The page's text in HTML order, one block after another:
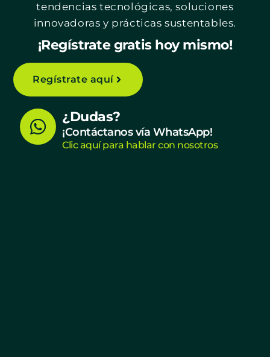
tendencias tecnológicas, soluciones
innovadoras y prácticas sustentables.
¡Regístrate gratis hoy mismo!
Regístrate aquí
W
h
¿Dudas?
¡Contáctanos vía WhatsApp!
Clic aquí para hablar con nosotros